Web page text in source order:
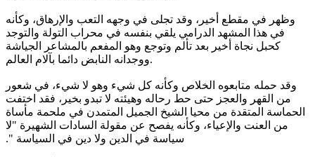
وظهر في مقطع أخير، وقد تجلى في وجهه التعب والإرهاق، وكأنه
في هذا المشهد الدرامي يلقي بنفسه في محراب التولة والتوجد
كحبل نجاة أخير بعد تألم وتوجع وهو المفعم بالمشاعر الجياشة
ووجدانه النابض دائما بآلام العالم.
وقد حمله متابعوه الخلاص وكأنه كل شيء وهو لا شيء، في شعور
من القهر والعجز حتى حط رحاله وهيئته لا تبدو بخير، فقد اختفت
الحماسة المتقدة من محيا الشيخ الجميل المتمدن في ملحمة مأساة
من العنت والإعياء، وكأنه يفصح عن مقولة السادات الشهيرة "لا
سياسة في الدين ولا دين في السياسة ".